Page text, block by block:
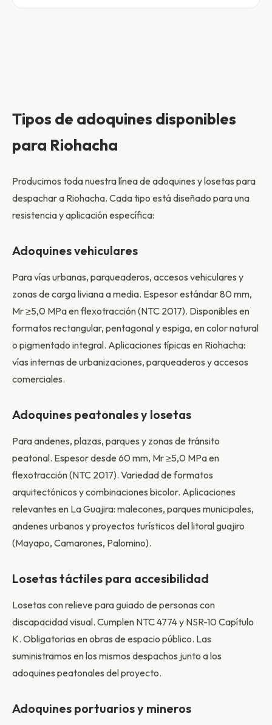
Tipos de adoquines disponibles
para Riohacha
Producimos toda nuestra línea de adoquines y losetas para
despachar a Riohacha. Cada tipo está diseñado para una
resistencia y aplicación específica:
Adoquines vehiculares
Para vías urbanas, parqueaderos, accesos vehiculares y
zonas de carga liviana a media. Espesor estándar 80 mm,
Mr ≥5,0 MPa en flexotracción (NTC 2017). Disponibles en
formatos rectangular, pentagonal y espiga, en color natural
o pigmentado integral. Aplicaciones típicas en Riohacha:
vías internas de urbanizaciones, parqueaderos y accesos
comerciales.
Adoquines peatonales y losetas
Para andenes, plazas, parques y zonas de tránsito
peatonal. Espesor desde 60 mm, Mr ≥5,0 MPa en
flexotracción (NTC 2017). Variedad de formatos
arquitectónicos y combinaciones bicolor. Aplicaciones
relevantes en La Guajira: malecones, parques municipales,
andenes urbanos y proyectos turísticos del litoral guajiro
(Mayapo, Camarones, Palomino).
Losetas táctiles para accesibilidad
Losetas con relieve para guiado de personas con
discapacidad visual. Cumplen NTC 4774 y NSR-10 Capítulo
K. Obligatorias en obras de espacio público. Las
suministramos en los mismos despachos junto a los
adoquines peatonales del proyecto.
Adoquines portuarios y mineros